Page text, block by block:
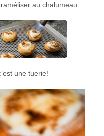
au chalumeau.
une tuerie!